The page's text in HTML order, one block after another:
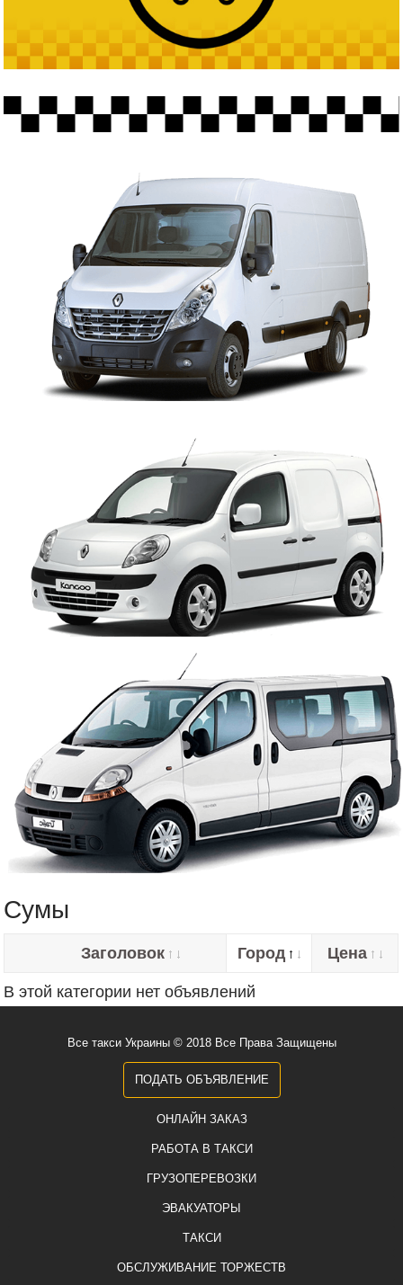
Сумы
Заголовок Город Цена
В этой категории нет объявлений
Все такси Украины © 2018 Все Права Защищены
ПОДАТЬ ОБЪЯВЛЕНИЕ
ОНЛАЙН ЗАКАЗ
РАБОТА В ТАКСИ
ГРУЗОПЕРЕВОЗКИ
ЭВАКУАТОРЫ
ТАКСИ
ОБСЛУЖИВАНИЕ ТОРЖЕСТВ